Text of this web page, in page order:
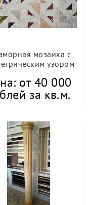
мозаика с
узором
от 40 000
за кв.м.